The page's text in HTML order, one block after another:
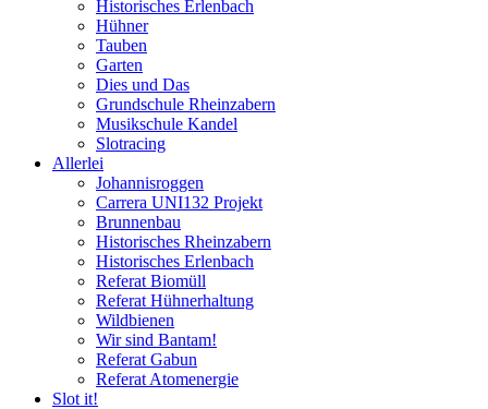
Historisches Erlenbach
Hühner
Tauben
Garten
Dies und Das
Grundschule Rheinzabern
Musikschule Kandel
Slotracing
Allerlei
Johannisroggen
Carrera UNI132 Projekt
Brunnenbau
Historisches Rheinzabern
Historisches Erlenbach
Referat Biomüll
Referat Hühnerhaltung
Wildbienen
Wir sind Bantam!
Referat Gabun
Referat Atomenergie
Slot it!